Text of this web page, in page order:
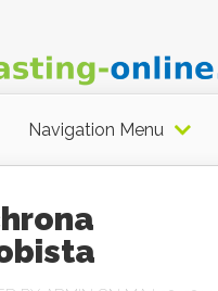
Navigation Menu